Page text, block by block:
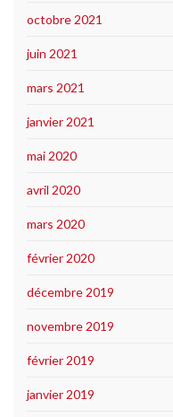
octobre 2021
juin 2021
mars 2021
janvier 2021
mai 2020
avril 2020
mars 2020
février 2020
décembre 2019
novembre 2019
février 2019
janvier 2019